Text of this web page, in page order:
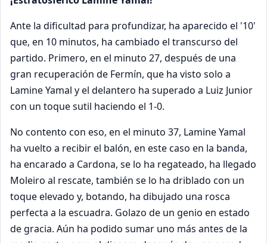
Ante la dificultad para profundizar, ha aparecido el '10'
que, en 10 minutos, ha cambiado el transcurso del
partido. Primero, en el minuto 27, después de una
gran recuperación de Fermín, que ha visto solo a
Lamine Yamal y el delantero ha superado a Luiz Junior
con un toque sutil haciendo el 1-0.
No contento con eso, en el minuto 37, Lamine Yamal
ha vuelto a recibir el balón, en este caso en la banda,
ha encarado a Cardona, se lo ha regateado, ha llegado
Moleiro al rescate, también se lo ha driblado con un
toque elevado y, botando, ha dibujado una rosca
perfecta a la escuadra. Golazo de un genio en estado
de gracia. Aún ha podido sumar uno más antes de la